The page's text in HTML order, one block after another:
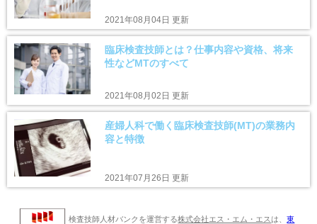
2021年08月04日 更新
臨床検査技師とは？仕事内容や資格、将来
性などMTのすべて
2021年08月02日 更新
産婦人科で働く臨床検査技師(MT)の業務内
容と特徴
2021年07月26日 更新
検査技師人材バンクを運営する株式会社エス・エム・エスは、東